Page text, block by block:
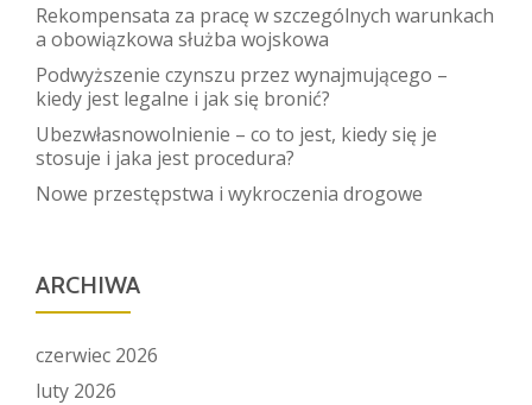
Rekompensata za pracę w szczególnych warunkach
a obowiązkowa służba wojskowa
Podwyższenie czynszu przez wynajmującego –
kiedy jest legalne i jak się bronić?
Ubezwłasnowolnienie – co to jest, kiedy się je
stosuje i jaka jest procedura?
Nowe przestępstwa i wykroczenia drogowe
ARCHIWA
czerwiec 2026
luty 2026